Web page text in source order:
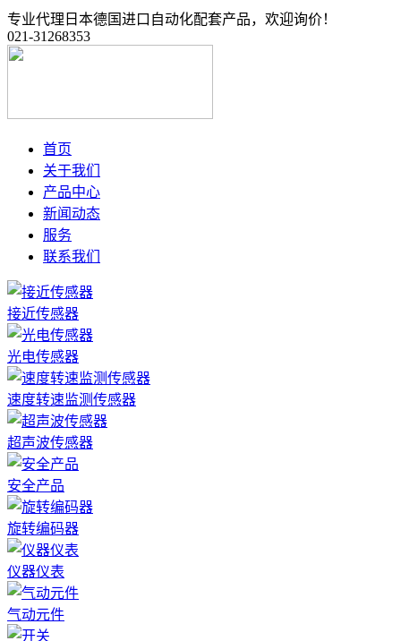
专业代理日本德国进口自动化配套产品，欢迎询价！
021-31268353
首页
关于我们
产品中心
新闻动态
服务
联系我们
接近传感器
光电传感器
速度转速监测传感器
超声波传感器
安全产品
旋转编码器
仪器仪表
气动元件